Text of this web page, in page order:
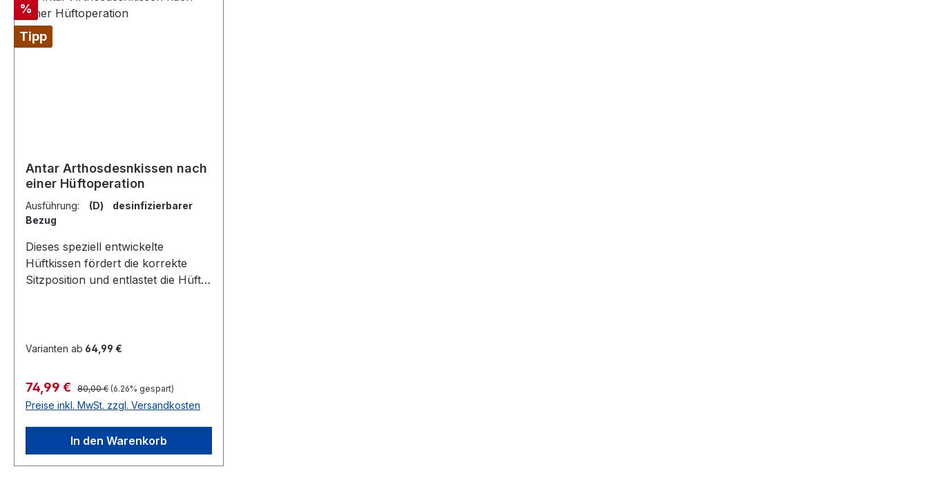
Rabatt
%
Tipp
Antar Arthosdesnkissen nach
einer Hüftoperation
Ausführung: (D) desinfizierbarer
Bezug
Dieses speziell entwickelte
Hüftkissen fördert die korrekte
Sitzposition und entlastet die Hüfte,
40 cm x 40 cm x 8 cm und einem
Arthrodesen-Kissen nach Hüft
Operation für maximalen Komfort
und eine ideale Druckverteilung.
Durch seine geneigte Form und
den integrierten Keil (24,4 cm x 4,8
cm x 19,5 cm) sorgt es für die
Varianten ab 64,99 €
Verkaufspreis:
74,99 € Regulärer Preis:
80,00 € (6.26% gespart)
Preise inkl. MwSt. zzgl. Versandkosten
In den Warenkorb